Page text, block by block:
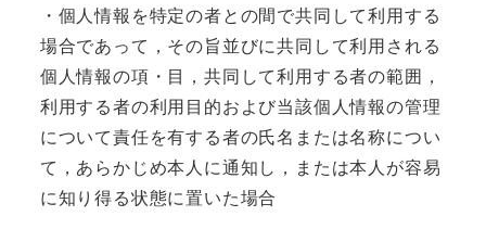
・個人情報を特定の者との間で共同して利用する
場合であって，その旨並びに共同して利用される
個人情報の項・目，共同して利用する者の範囲，
利用する者の利用目的および当該個人情報の管理
について責任を有する者の氏名または名称につい
て，あらかじめ本人に通知し，または本人が容易
に知り得る状態に置いた場合